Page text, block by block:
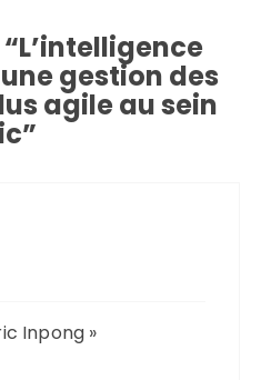
L’intelligence
gestion des
agile au sein
”
Inpong »